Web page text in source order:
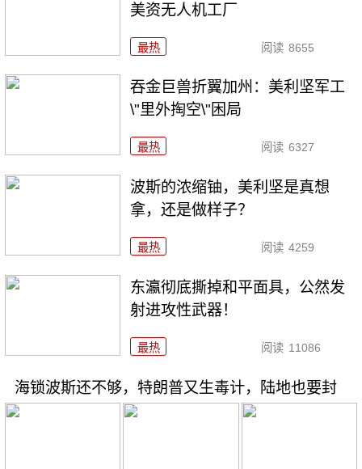
美资无人机工厂
最热 阅读 8655
吞金巨兽折翼加州：美利坚军工
\"里外掏空\"困局
最热 阅读 6327
波斯的浓缩铀，美利坚是真想
拿，还是做样子？
最热 阅读 4259
东瀛彻底撕掉和平面具，公然发
射进攻性武器！
最热 阅读 11086
海锁波斯还不够，特朗普又生毒计，陆地也要封